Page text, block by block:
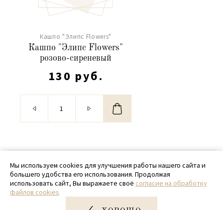
Кашпо "Элипс Flowers"
Кашпо "Элипс Flowers"
розово-сиреневый
130 руб.
© 2020 - 2026 SamPack
+ 7 (918) 699-97-87
zakaz@sampack.store
Мы используем cookies для улучшения работы нашего сайта и
большего удобства его использования. Продолжая
использовать сайт, Вы выражаете своё согласие на обработку
файлов cookies